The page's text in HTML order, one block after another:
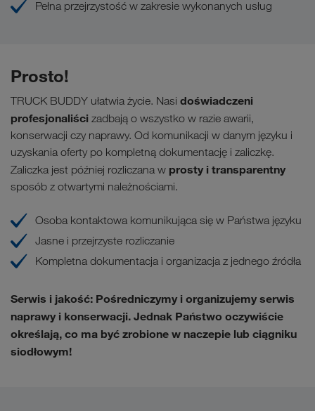
Pełna przejrzystość w zakresie wykonanych usług
Prosto!
TRUCK BUDDY ułatwia życie. Nasi doświadczeni
profesjonaliści zadbają o wszystko w razie awarii,
konserwacji czy naprawy. Od komunikacji w danym języku i
uzyskania oferty po kompletną dokumentację i zaliczkę.
Zaliczka jest później rozliczana w prosty i transparentny
sposób z otwartymi należnościami.
Osoba kontaktowa komunikująca się w Państwa języku
Jasne i przejrzyste rozliczanie
Kompletna dokumentacja i organizacja z jednego źródła
Serwis i jakość: Pośredniczymy i organizujemy serwis
naprawy i konserwacji. Jednak Państwo oczywiście
określają, co ma być zrobione w naczepie lub ciągniku
siodłowym!